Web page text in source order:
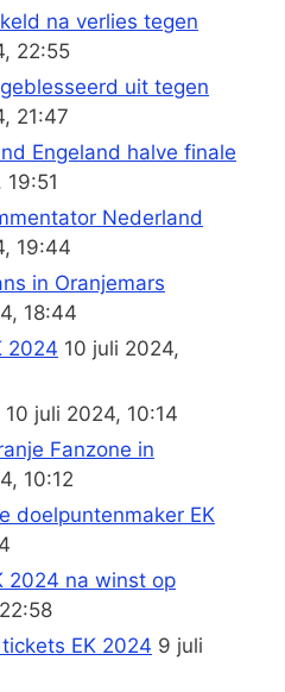
na verlies tegen
22:55
uit tegen
21:47
Engeland halve finale
Nederland
19:44
in Oranjemars
18:44
2024 10 juli 2024,
10 juli 2024, 10:14
Fanzone in
10:12
doelpuntenmaker EK
2024 na winst op
EK 2024 9 juli